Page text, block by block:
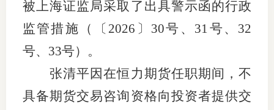
被上海证监局采取了出具警示函的行政
监管措施（
〔 2026〕30号、31号、32
号、33号）
。
张清平因在恒力期货任职期间，不
具备期货交易咨询资格向投资者提供交